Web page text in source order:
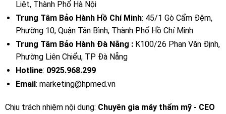
Liệt, Thành Phố Hà Nội
Trung Tâm Bảo Hành Hồ Chí Minh: 45/1 Gò Cẩm Đệm,
Phường 10, Quận Tân Bình, Thành Phố Hồ Chí Minh
Trung Tâm Bảo Hành Đà Nẵng :K100/26 Phan Văn Định,
Phường Liên Chiểu, TP Đà Nẵng
Hotline: 0925.968.299
Email: marketing@hpmed.vn
Chịu trách nhiệm nội dung: Chuyên gia máy thẩm mỹ - CEO